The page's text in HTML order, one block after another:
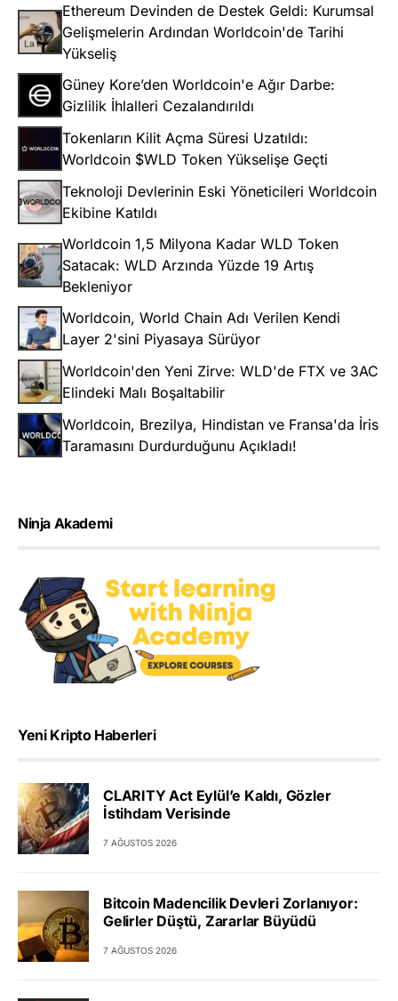
Ethe­reum Devinden de Destek Geldi: Kurumsal
Gelişmelerin Ardından Worldcoin'de Tarihi
Yükseliş
Güney Kore’den Worldcoin'e Ağır Darbe:
Gizlilik İhlalleri Cezalandırıldı
Tokenların Kilit Açma Süresi Uzatıldı:
Worldcoin $WLD Token Yükselişe Geçti
Teknoloji Devlerinin Eski Yöneticileri Worldcoin
Ekibine Katıldı
Worldcoin 1,5 Milyona Kadar WLD Token
Satacak: WLD Arzında Yüzde 19 Artış
Bekleniyor
Worldcoin, World Chain Adı Verilen Kendi
Layer 2'sini Piyasaya Sürüyor
Worldcoin'den Yeni Zirve: WLD'de FTX ve 3AC
Elindeki Malı Boşaltabilir
Worldcoin, Brezilya, Hindistan ve Fransa'da İris
Taramasını Durdurduğunu Açıkladı!
Ninja Akademi
Yeni Kripto Haberleri
CLARITY Act Eylül’e Kaldı, Gözler
İstihdam Verisinde
7 AĞUSTOS 2026
Bitcoin Madencilik Devleri Zorlanıyor:
Gelirler Düştü, Zararlar Büyüdü
7 AĞUSTOS 2026